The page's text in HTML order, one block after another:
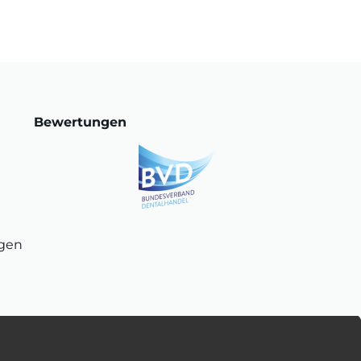
Bewertungen